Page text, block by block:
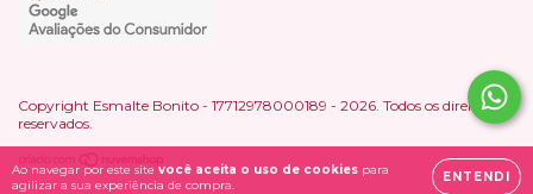
Ao navegar por este site você aceita o uso de cookies para
agilizar a sua experiência de compra.
ENTENDI
Copyright Esmalte Bonito - 17712978000189 - 2026. Todos os direitos
reservados.